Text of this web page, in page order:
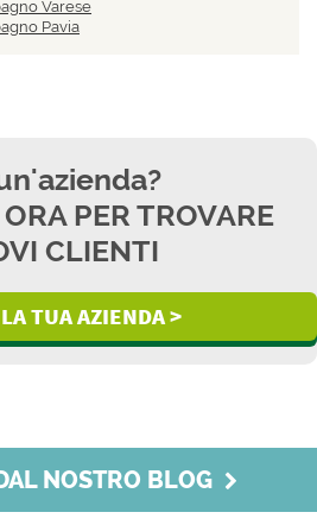
Varese
Pavia
PER TROVARE
CLIENTI
TUA AZIENDA >
NOSTRO BLOG